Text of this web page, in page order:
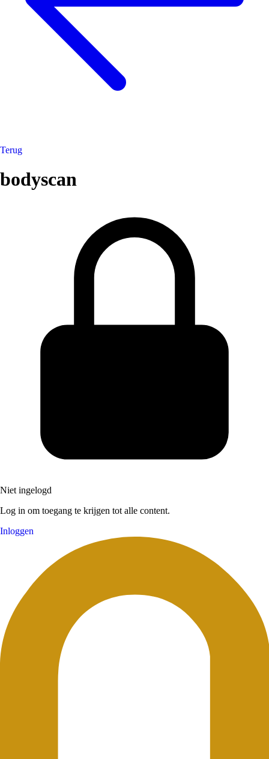
Terug
bodyscan
Niet ingelogd
Log in om toegang te krijgen tot alle content.
Inloggen